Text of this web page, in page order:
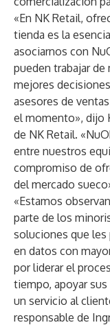
«En NK Retail,
tienda es la
asociarnos con
pueden trabajar
mejores
asesores de
el momento», dijo
de NK Retail.
entre nuestros
compromiso de
del mercado
«Estamos
parte de los
soluciones que les
en datos con
por liderar el
tiempo, apoyar
un servicio al
responsable de